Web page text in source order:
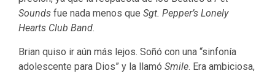
Sounds fue nada menos que Sgt. Pepper’s Lonely
Hearts Club Band.
Brian quiso ir aún más lejos. Soñó con una “sinfonía
adolescente para Dios” y la llamó Smile. Era ambiciosa,